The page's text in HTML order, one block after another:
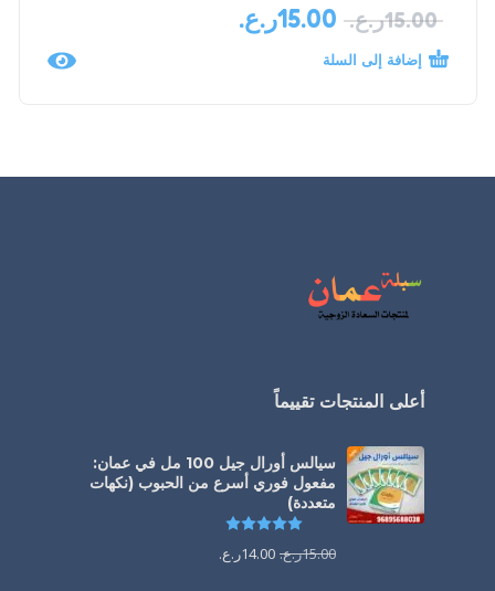
15.00ر.ع. 15.00ر.ع.
إضافة إلى السلة
أعلى المنتجات تقييماً
سيالس أورال جيل 100 مل في عمان:
مفعول فوري أسرع من الحبوب (نكهات
متعددة)
15.00ر.ع. 14.00ر.ع.